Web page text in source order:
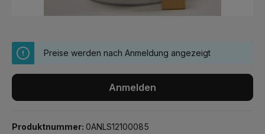
Preise werden nach Anmeldung angezeigt
Anmelden
Produktnummer: 0ANLS12100085